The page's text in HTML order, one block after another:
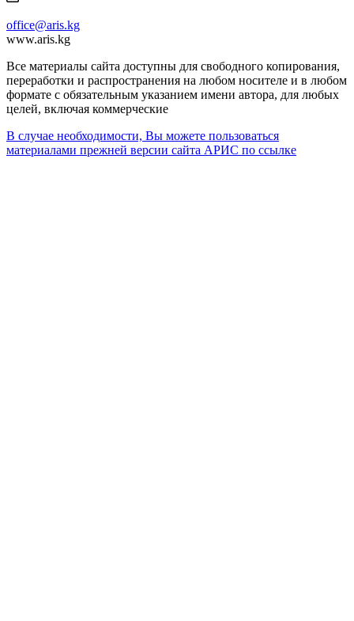
office@aris.kg
www.aris.kg
Все материалы сайта доступны для свободного копирования,
переработки и распространения на любом носителе и в любом
формате с обязательным указанием имени автора, для любых
целей, включая коммерческие
В случае необходимости, Вы можете пользоваться
материалами прежней версии сайта АРИС по ссылке